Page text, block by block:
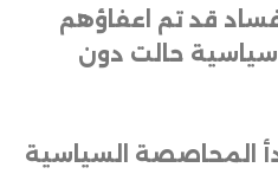
قد تم اعفاؤهم
سياسية حالت دون
المحاصصة السياسية